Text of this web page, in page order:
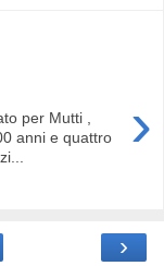
›
per Mutti ,
anni e quattro
›